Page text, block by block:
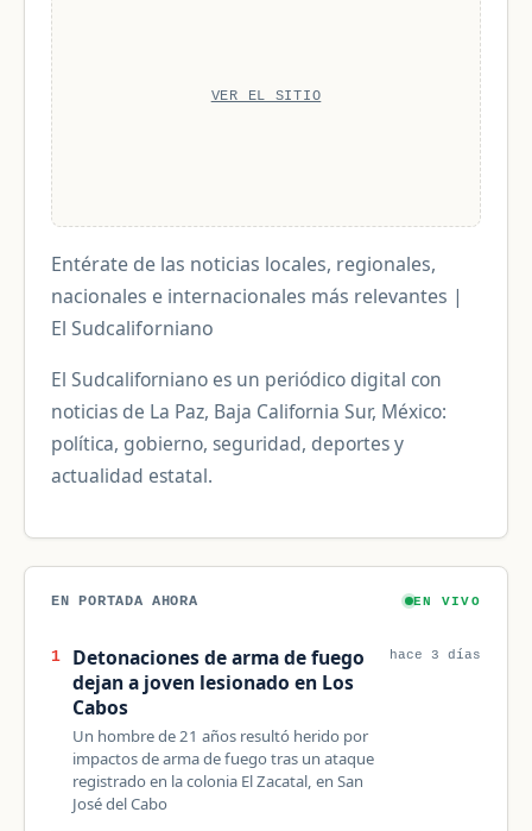
VER EL SITIO
Entérate de las noticias locales, regionales,
nacionales e internacionales más relevantes |
El Sudcaliforniano
El Sudcaliforniano es un periódico digital con
noticias de La Paz, Baja California Sur, México:
política, gobierno, seguridad, deportes y
actualidad estatal.
EN PORTADA AHORA EN VIVO
1
Detonaciones de arma de fuego
dejan a joven lesionado en Los
Cabos
Un hombre de 21 años resultó herido por
impactos de arma de fuego tras un ataque
registrado en la colonia El Zacatal, en San
José del Cabo
hace 3 días